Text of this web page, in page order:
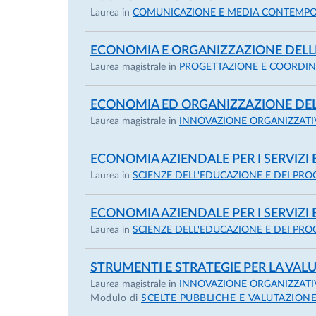
Corso di Perfezionamento – “La contabilità
2000
Università degli Studi di Parma
1996
Laurea in Economia e Commercio
Università degli Studi di Parma
Facoltà di Economia e Commercio
1991
Diploma di Maturità Classica
Laurea in COMUNICAZIONE E MEDIA
ECONOMIA E ORGANIZZAZIONE
Laurea magistrale in PROGETTAZIONE E
ECONOMIA ED ORGANIZZAZIONE
Laurea magistrale in INNOVAZIONE
ECONOMIA AZIENDALE PER I SERVIZI
Laurea in SCIENZE DELL'EDUCAZIONE E DEI
ECONOMIA AZIENDALE PER I SERVIZI
Laurea in SCIENZE DELL'EDUCAZIONE E DEI
STRUMENTI E STRATEGIE PER LA
Laurea magistrale in
INNOVAZIONE
Modulo di SCELTE PUBBLICHE E